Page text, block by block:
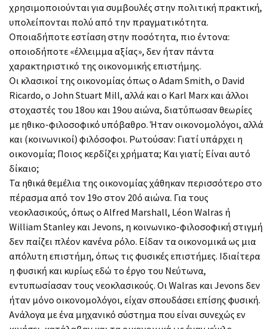
χρησιμοποιούνται για συμβουλές στην πολιτική πρακτική,
υπολείπονται πολύ από την πραγματικότητα.
Οποιαδήποτε εστίαση στην ποσότητα, πιο έντονα:
οποιοδήποτε «έλλειμμα αξίας», δεν ήταν πάντα
χαρακτηριστικό της οικονομικής επιστήμης.
Οι κλασικοί της οικονομίας όπως ο Adam Smith, ο David
Ricardo, ο John Stuart Mill, αλλά και ο Karl Marx και άλλοι
στοχαστές του 18ου και 19ου αιώνα, διατύπωσαν θεωρίες
με ηθικο-φιλοσοφικό υπόβαθρο. Ήταν οικονομολόγοι, αλλά
και (κοινωνικοί) φιλόσοφοι. Ρωτούσαν: Γιατί υπάρχει η
οικονομία; Ποιος κερδίζει χρήματα; Και γιατί; Είναι αυτό
δίκαιο;
Τα ηθικά θεμέλια της οικονομίας χάθηκαν περισσότερο στο
πέρασμα από τον 19ο στον 20ό αιώνα. Για τους
νεοκλασικούς, όπως ο Alfred Marshall, Léon Walras ή
William Stanley και Jevons, η κοινωνικο-φιλοσοφική στιγμή
δεν παίζει πλέον κανένα ρόλο. Είδαν τα οικονομικά ως μια
απόλυτη επιστήμη, όπως τις φυσικές επιστήμες. Ιδιαίτερα
η φυσική και κυρίως εδώ το έργο του Νεύτωνα,
εντυπωσίασαν τους νεοκλασικούς. Οι Walras και Jevons δεν
ήταν μόνο οικονομολόγοι, είχαν σπουδάσει επίσης φυσική.
Ανάλογα με ένα μηχανικό σύστημα που είναι συνεχώς εν